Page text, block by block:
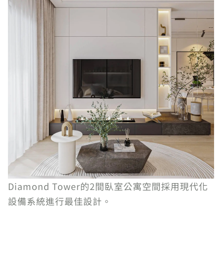
Diamond Tower的2間臥室公寓空間採用現代化
設備系統進行最佳設計。